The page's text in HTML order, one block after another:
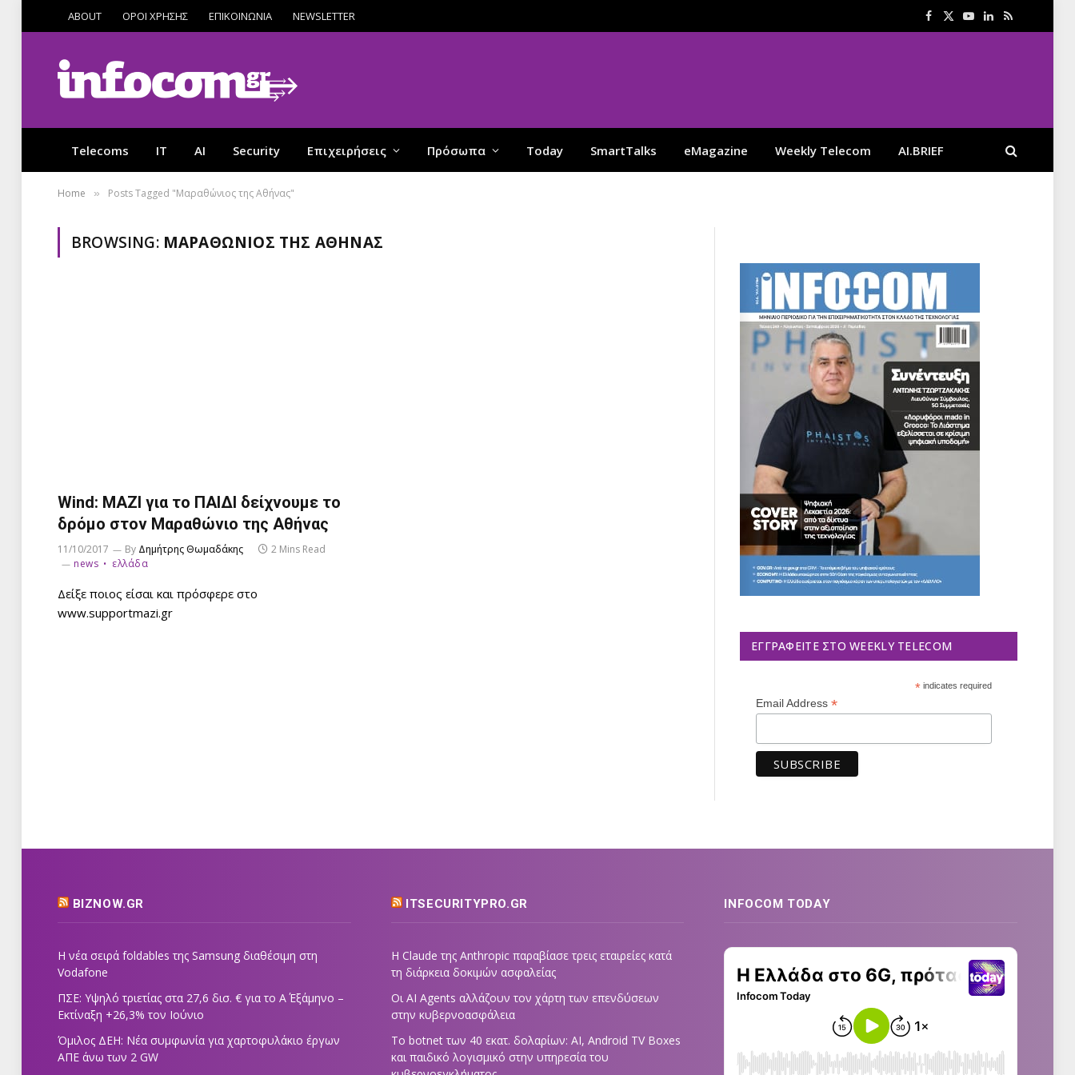
ABOUT ΟΡΟΙ ΧΡΗΣΗΣ ΕΠΙΚΟΙΝΩΝΙΑ NEWSLETTER Facebook
X
YouTube
LinkedIn
RSS
Telecoms IT AI Security Επιχειρήσεις Πρόσωπα Today SmartTalks eMagazine Weekly Telecom AI.BRIEF
Home » Posts Tagged "Μαραθώνιος της Αθήνας"
BROWSING: ΜΑΡΑΘΏΝΙΟΣ ΤΗΣ ΑΘΉΝΑΣ
Wind: ΜΑΖΙ για το ΠΑΙΔΙ δείχνουμε το
δρόμο στον Μαραθώνιο της Αθήνας
11/10/2017 By Δημήτρης Θωμαδάκης
2 Mins Read
news
ελλάδα
Δείξε ποιος είσαι και πρόσφερε στο
www.supportmazi.gr
ΕΓΓΡΑΦΕΊΤΕ ΣΤΟ WEEKLY TELECOM
*indicates required
Email Address *
BIZNOW.GR
Η νέα σειρά foldables της Samsung διαθέσιμη στη
Vodafone
ΠΣΕ: Υψηλό τριετίας στα 27,6 δισ. € για το Α΄ Εξάμηνο –
Εκτίναξη +26,3% τον Ιούνιο
Όμιλος ΔΕΗ: Νέα συμφωνία για χαρτοφυλάκιο έργων
ΑΠΕ άνω των 2 GW
ITSECURITYPRO.GR
Η Claude της Anthropic παραβίασε τρεις εταιρείες κατά
τη διάρκεια δοκιμών ασφαλείας
Οι AI Agents αλλάζουν τον χάρτη των επενδύσεων
στην κυβερνοασφάλεια
Το botnet των 40 εκατ. δολαρίων: AI, Android TV Boxes
και παιδικό λογισμικό στην υπηρεσία του
INFOCOM TODAY